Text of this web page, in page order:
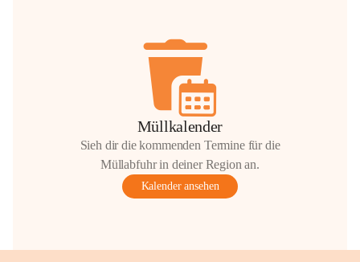
Müllkalender
Sieh dir die kommenden Termine für die
Müllabfuhr in deiner Region an.
Kalender ansehen